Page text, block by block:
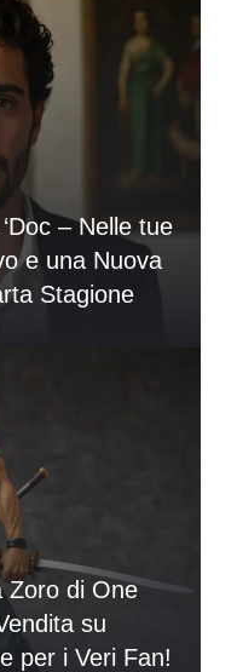
– Nelle tue
e una Nuova
Stagione
Zoro di One
su
per i Veri Fan!